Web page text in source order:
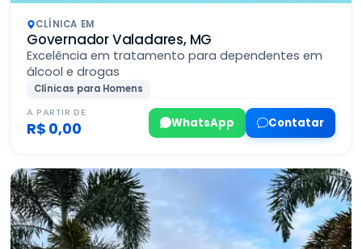
CLÍNICA EM
Governador Valadares, MG
Excelência em tratamento para dependentes em
álcool e drogas
Clínicas para Homens
A PARTIR DE
R$ 0,00 WhatsApp Contatar